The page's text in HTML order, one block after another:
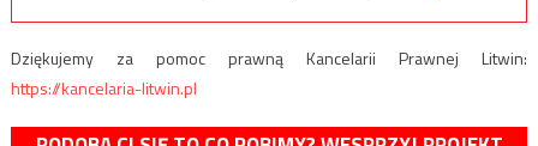
Dziękujemy za pomoc prawną Kancelarii Prawnej Litwin:
https://kancelaria-litwin.pl